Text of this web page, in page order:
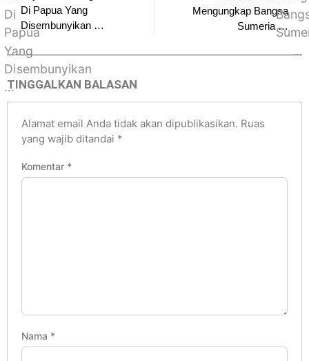
Di Papua Yang
Disembunyikan …
Mengungkap Bangsa
Sumeria …
TINGGALKAN BALASAN
Alamat email Anda tidak akan dipublikasikan. Ruas
yang wajib ditandai *
Komentar *
Nama *